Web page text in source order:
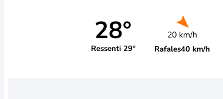
28°
Ressenti 29°
20 km/h
Rafales40 km/h